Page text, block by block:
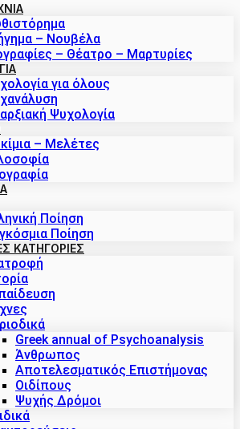
– Νουβέλα
– Θέατρο – Μαρτυρίες
για όλους
Ψυχολογία
– Μελέτες
Ποίηση
Ποίηση
ΚΑΤΗΓΟΡΙΕΣ
Greek annual of Psychoanalysis
Άνθρωπος
Αποτελεσματικός Επιστήμονας
Οιδίπους
Ψυχής Δρόμοι